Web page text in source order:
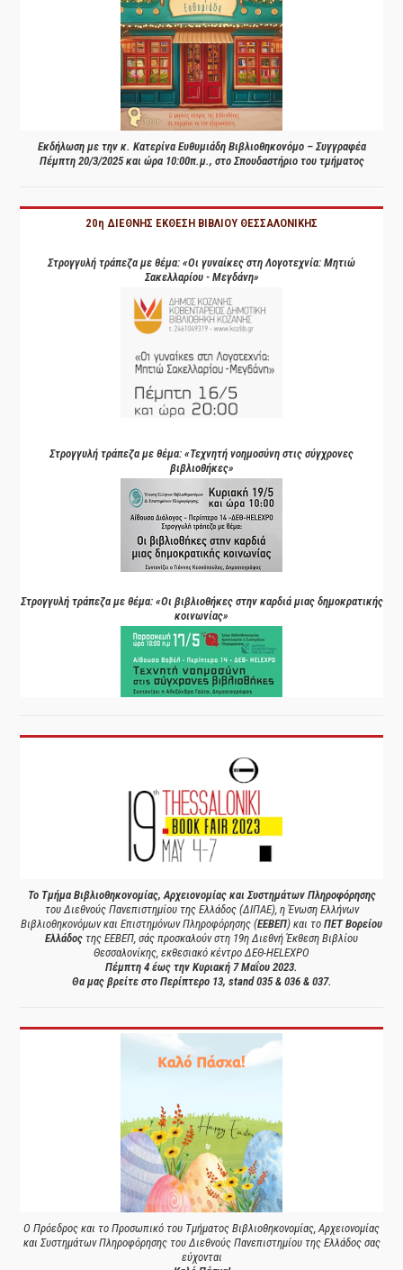
Εκδήλωση με την κ. Κατερίνα Ευθυμιάδη Βιβλιοθηκονόμο – Συγγραφέα
Πέμπτη 20/3/2025 και ώρα 10:00π.μ., στο Σπουδαστήριο του τμήματος
20η ΔΙΕΘΝΗΣ ΕΚΘΕΣΗ ΒΙΒΛΙΟΥ ΘΕΣΣΑΛΟΝΙΚΗΣ
Στρογγυλή τράπεζα με θέμα: «Οι γυναίκες στη Λογοτεχνία: Μητιώ
Σακελλαρίου - Μεγδάνη»
Στρογγυλή τράπεζα με θέμα: «Τεχνητή νοημοσύνη στις σύγχρονες
βιβλιοθήκες»
Στρογγυλή τράπεζα με θέμα: «Οι βιβλιοθήκες στην καρδιά μιας δημοκρατικής
κοινωνίας»
Το Τμήμα Βιβλιοθηκονομίας, Αρχειονομίας και Συστημάτων Πληροφόρησης
του Διεθνούς Πανεπιστημίου της Ελλάδος (ΔΙΠΑΕ), η Ένωση Ελλήνων
Βιβλιοθηκονόμων και Επιστημόνων Πληροφόρησης (ΕΕΒΕΠ) και το ΠΕΤ Βορείου
Ελλάδος της ΕΕΒΕΠ, σάς προσκαλούν στη 19η Διεθνή Έκθεση Βιβλίου
Θεσσαλονίκης, εκθεσιακό κέντρο ΔΕΘ-HELEXPO
Πέμπτη 4 έως την Κυριακή 7 Μαΐου 2023.
Θα μας βρείτε στο Περίπτερο 13, stand 035 & 036 & 037.
Ο Πρόεδρος και το Προσωπικό του Τμήματος Βιβλιοθηκονομίας, Αρχειονομίας
και Συστημάτων Πληροφόρησης του Διεθνούς Πανεπιστημίου της Ελλάδος σας
εύχονται